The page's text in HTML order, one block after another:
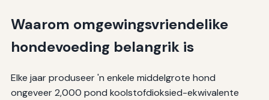
Waarom omgewingsvriendelike
hondevoeding belangrik is
Elke jaar produseer 'n enkele middelgrote hond
ongeveer 2,000 pond koolstofdioksied-ekwivalente